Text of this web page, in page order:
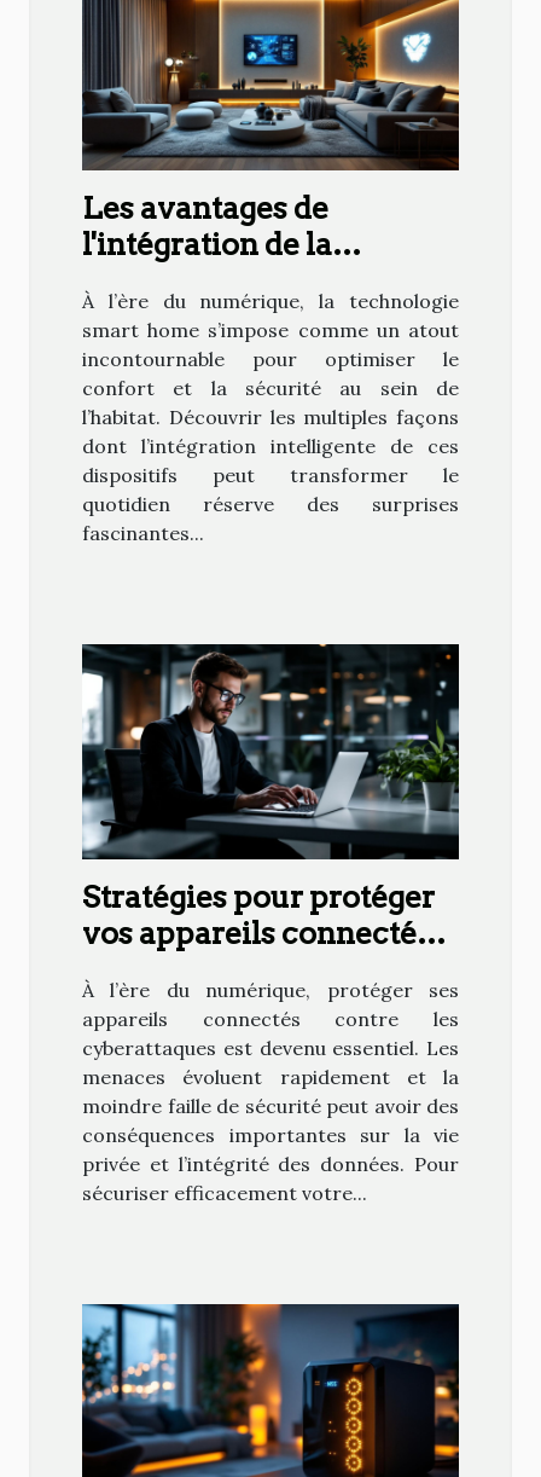
Les avantages de
l'intégration de la
dans votre quotidien
À l’ère du numérique, la technologie
smart home s’impose comme un atout
incontournable pour optimiser le
confort et la sécurité au sein de
l’habitat. Découvrir les multiples façons
dont l’intégration intelligente de ces
dispositifs peut transformer le
quotidien réserve des surprises
fascinantes...
Stratégies pour protéger
vos appareils connectés
À l’ère du numérique, protéger ses
appareils connectés contre les
cyberattaques est devenu essentiel. Les
menaces évoluent rapidement et la
moindre faille de sécurité peut avoir des
conséquences importantes sur la vie
privée et l’intégrité des données. Pour
sécuriser efficacement votre...